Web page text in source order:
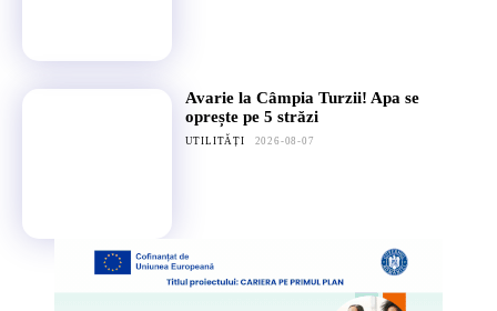
Avarie la Câmpia Turzii! Apa se
oprește pe 5 străzi
UTILITĂȚI 2026-08-07